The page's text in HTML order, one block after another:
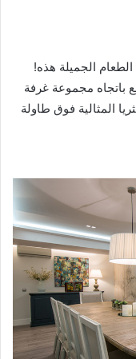
الجميلة هذه!
باتجاه مجموعة غرفة
المثالية فوق طاولة